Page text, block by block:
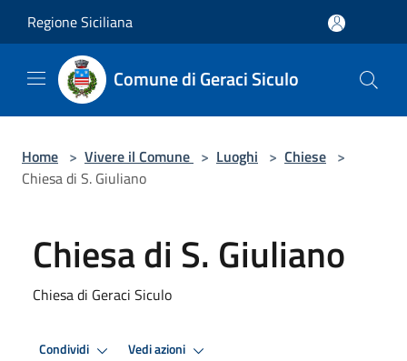
Regione Siciliana
Comune di Geraci Siculo
Home > Vivere il Comune > Luoghi > Chiese >
Chiesa di S. Giuliano
Chiesa di S. Giuliano
Chiesa di Geraci Siculo
Condividi Vedi azioni